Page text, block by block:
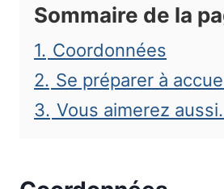
Sommaire de la
1. Coordonnées
2. Se préparer à
3. Vous aimerez